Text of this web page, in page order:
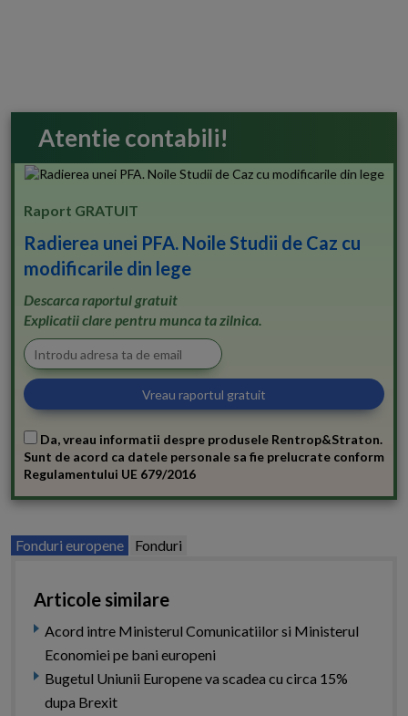
Atentie contabili!
Raport GRATUIT
Radierea unei PFA. Noile Studii de Caz cu
modificarile din lege
Descarca raportul gratuit
Explicatii clare pentru munca ta zilnica.
Da, vreau informatii despre produsele Rentrop&Straton.
Sunt de acord ca datele personale sa fie prelucrate conform
Regulamentului UE 679/2016
Fonduri europene Fonduri
Articole similare
Acord intre Ministerul Comunicatiilor si Ministerul
Economiei pe bani europeni
Bugetul Uniunii Europene va scadea cu circa 15%
dupa Brexit